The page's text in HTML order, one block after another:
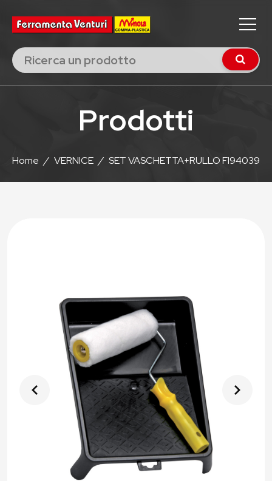
Prodotti
Home / VERNICE / SET VASCHETTA+RULLO FI94039